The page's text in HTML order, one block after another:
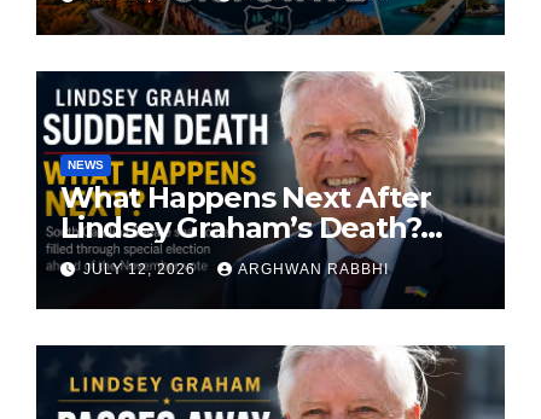
NEWS
What Happens Next After
Lindsey Graham’s Death?
South Carolina Senate Seat
Faces Special Election
JULY 12, 2026 ARGHWAN RABBHI